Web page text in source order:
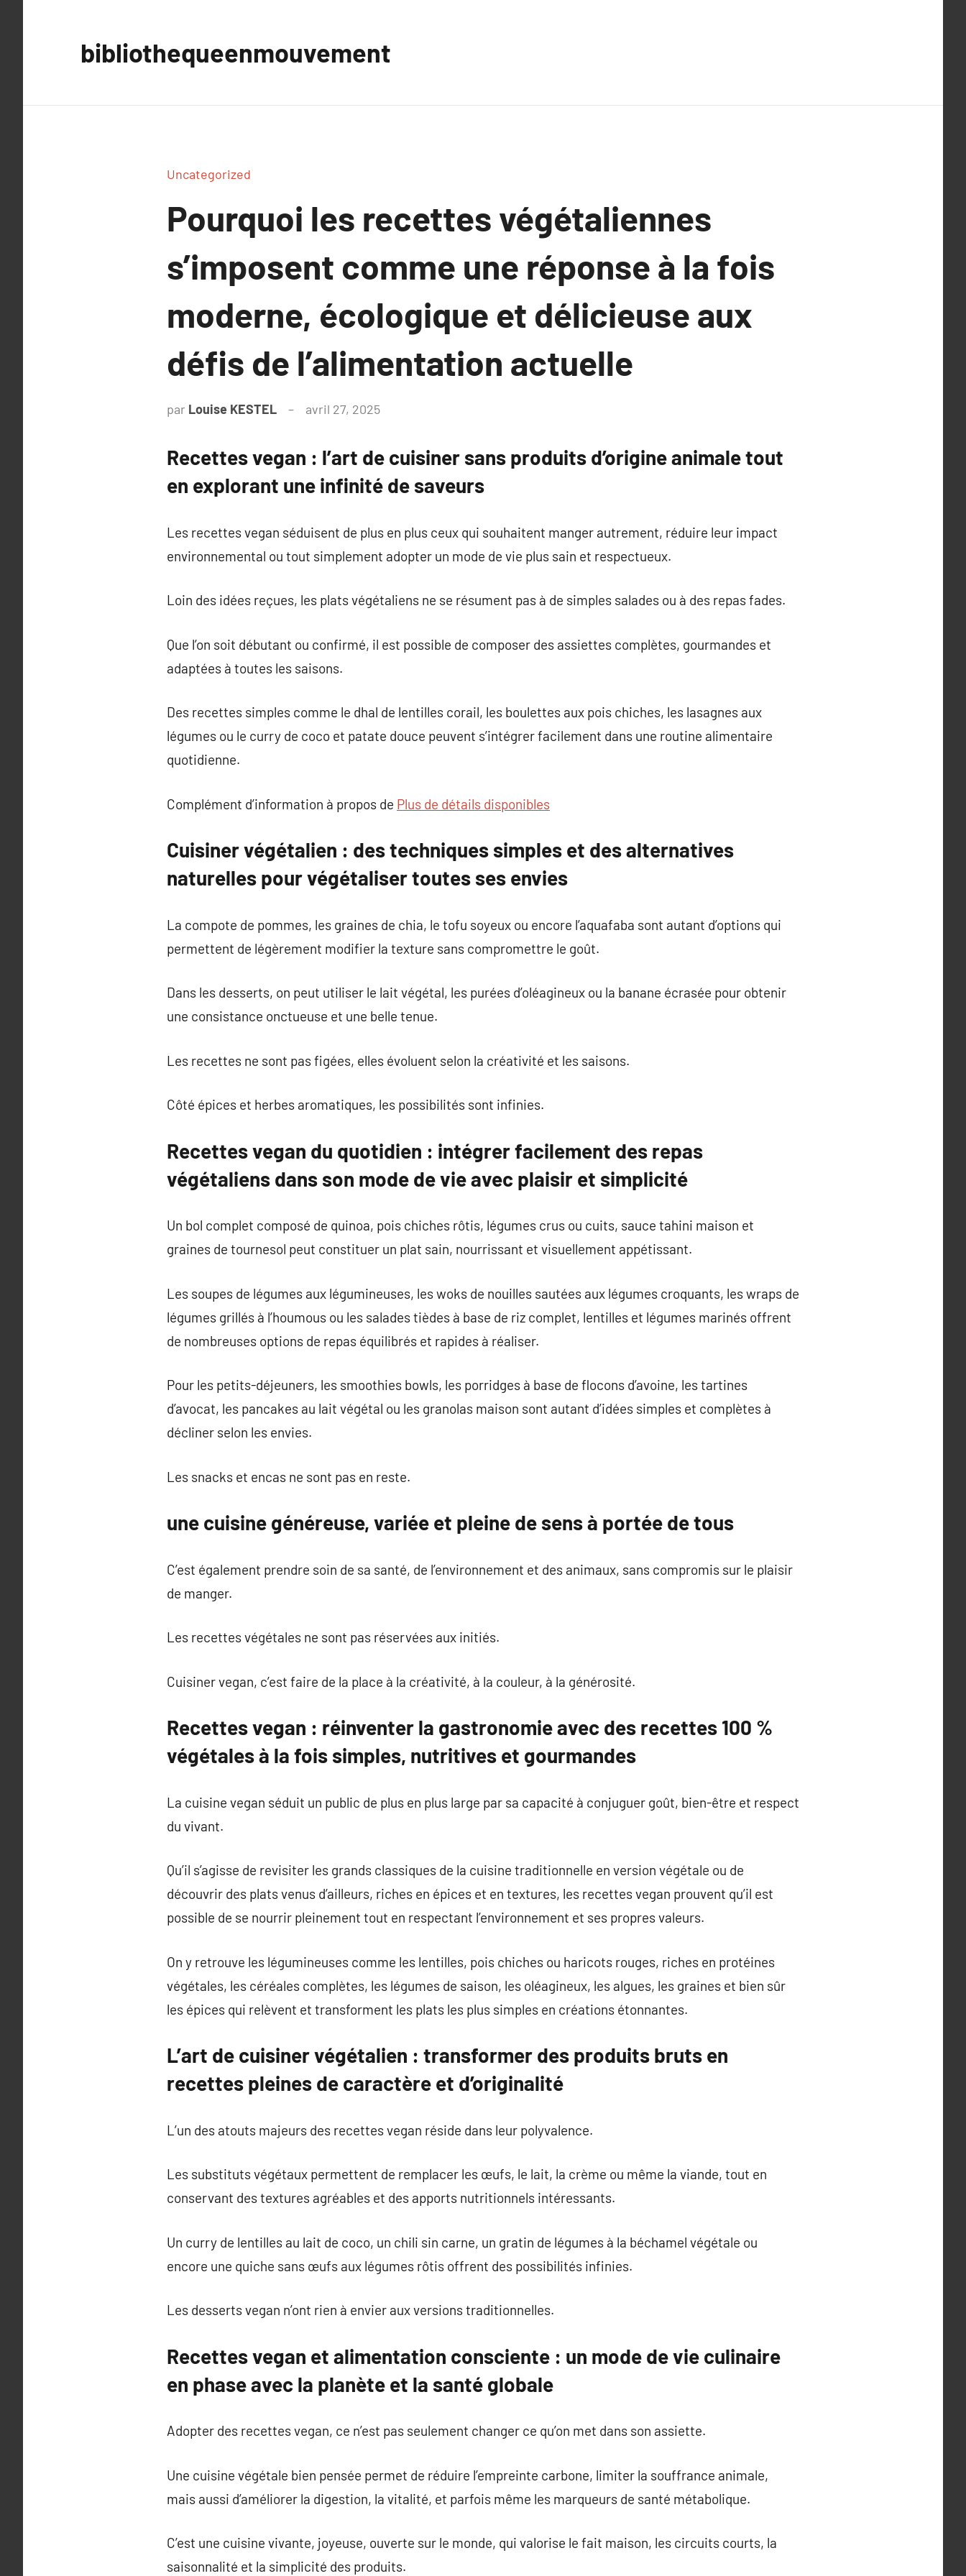
bibliothequeenmouvement
Uncategorized
Pourquoi les recettes végétaliennes
s’imposent comme une réponse à la fois
moderne, écologique et délicieuse aux
défis de l’alimentation actuelle
par Louise KESTEL avril 27, 2025
Recettes vegan : l’art de cuisiner sans produits d’origine animale tout
en explorant une infinité de saveurs
Les recettes vegan séduisent de plus en plus ceux qui souhaitent manger autrement, réduire leur impact
environnemental ou tout simplement adopter un mode de vie plus sain et respectueux.
Loin des idées reçues, les plats végétaliens ne se résument pas à de simples salades ou à des repas fades.
Que l’on soit débutant ou confirmé, il est possible de composer des assiettes complètes, gourmandes et
adaptées à toutes les saisons.
Des recettes simples comme le dhal de lentilles corail, les boulettes aux pois chiches, les lasagnes aux
légumes ou le curry de coco et patate douce peuvent s’intégrer facilement dans une routine alimentaire
quotidienne.
Complément d’information à propos de Plus de détails disponibles
Cuisiner végétalien : des techniques simples et des alternatives
naturelles pour végétaliser toutes ses envies
La compote de pommes, les graines de chia, le tofu soyeux ou encore l’aquafaba sont autant d’options qui
permettent de légèrement modifier la texture sans compromettre le goût.
Dans les desserts, on peut utiliser le lait végétal, les purées d’oléagineux ou la banane écrasée pour obtenir
une consistance onctueuse et une belle tenue.
Les recettes ne sont pas figées, elles évoluent selon la créativité et les saisons.
Côté épices et herbes aromatiques, les possibilités sont infinies.
Recettes vegan du quotidien : intégrer facilement des repas
végétaliens dans son mode de vie avec plaisir et simplicité
Un bol complet composé de quinoa, pois chiches rôtis, légumes crus ou cuits, sauce tahini maison et
graines de tournesol peut constituer un plat sain, nourrissant et visuellement appétissant.
Les soupes de légumes aux légumineuses, les woks de nouilles sautées aux légumes croquants, les wraps de
légumes grillés à l’houmous ou les salades tièdes à base de riz complet, lentilles et légumes marinés offrent
de nombreuses options de repas équilibrés et rapides à réaliser.
Pour les petits-déjeuners, les smoothies bowls, les porridges à base de flocons d’avoine, les tartines
d’avocat, les pancakes au lait végétal ou les granolas maison sont autant d’idées simples et complètes à
décliner selon les envies.
Les snacks et encas ne sont pas en reste.
une cuisine généreuse, variée et pleine de sens à portée de tous
C’est également prendre soin de sa santé, de l’environnement et des animaux, sans compromis sur le plaisir
de manger.
Les recettes végétales ne sont pas réservées aux initiés.
Cuisiner vegan, c’est faire de la place à la créativité, à la couleur, à la générosité.
Recettes vegan : réinventer la gastronomie avec des recettes 100 %
végétales à la fois simples, nutritives et gourmandes
La cuisine vegan séduit un public de plus en plus large par sa capacité à conjuguer goût, bien-être et respect
du vivant.
Qu’il s’agisse de revisiter les grands classiques de la cuisine traditionnelle en version végétale ou de
découvrir des plats venus d’ailleurs, riches en épices et en textures, les recettes vegan prouvent qu’il est
possible de se nourrir pleinement tout en respectant l’environnement et ses propres valeurs.
On y retrouve les légumineuses comme les lentilles, pois chiches ou haricots rouges, riches en protéines
végétales, les céréales complètes, les légumes de saison, les oléagineux, les algues, les graines et bien sûr
les épices qui relèvent et transforment les plats les plus simples en créations étonnantes.
L’art de cuisiner végétalien : transformer des produits bruts en
recettes pleines de caractère et d’originalité
L’un des atouts majeurs des recettes vegan réside dans leur polyvalence.
Les substituts végétaux permettent de remplacer les œufs, le lait, la crème ou même la viande, tout en
conservant des textures agréables et des apports nutritionnels intéressants.
Un curry de lentilles au lait de coco, un chili sin carne, un gratin de légumes à la béchamel végétale ou
encore une quiche sans œufs aux légumes rôtis offrent des possibilités infinies.
Les desserts vegan n’ont rien à envier aux versions traditionnelles.
Recettes vegan et alimentation consciente : un mode de vie culinaire
en phase avec la planète et la santé globale
Adopter des recettes vegan, ce n’est pas seulement changer ce qu’on met dans son assiette.
Une cuisine végétale bien pensée permet de réduire l’empreinte carbone, limiter la souffrance animale,
mais aussi d’améliorer la digestion, la vitalité, et parfois même les marqueurs de santé métabolique.
C’est une cuisine vivante, joyeuse, ouverte sur le monde, qui valorise le fait maison, les circuits courts, la
saisonnalité et la simplicité des produits.